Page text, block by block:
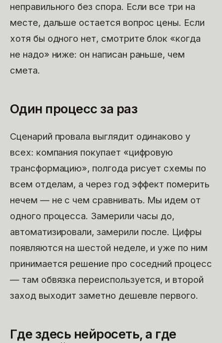
неправильного без спора. Если все три на
месте, дальше остается вопрос цены. Если
хотя бы одного нет, смотрите блок «когда
не надо» ниже: он написан раньше, чем
смета.
Один процесс за раз
Сценарий провала выглядит одинаково у
всех: компания покупает «цифровую
трансформацию», полгода рисует схемы по
всем отделам, а через год эффект померить
нечем — не с чем сравнивать. Мы идем от
одного процесса. Замерили часы до,
автоматизировали, замерили после. Цифры
появляются на шестой неделе, и уже по ним
принимается решение про соседний процесс
— там обвязка переиспользуется, и второй
заход выходит заметно дешевле первого.
Где здесь нейросеть, а где